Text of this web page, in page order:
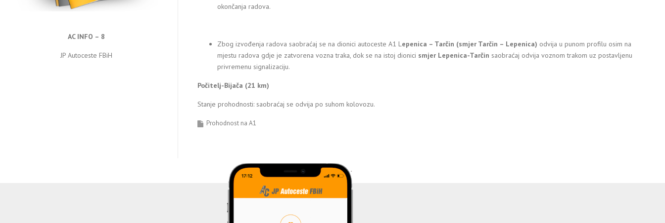
okončanja radova.
Zbog izvođenja radova saobraćaj se na dionici autoceste A1 Lepenica – Tarčin (smjer Tarčin – Lepenica) odvija u punom profilu osim na
mjestu radova gdje je zatvorena vozna traka, dok se na istoj dionici smjer Lepenica-Tarčin saobraćaj odvija voznom trakom uz postavljenu
privremenu signalizaciju.
Počitelj-Bijača (21 km)
Stanje prohodnosti: saobraćaj se odvija po suhom kolovozu.
Prohodnost na A1
AC INFO – 8
JP Autoceste FBiH